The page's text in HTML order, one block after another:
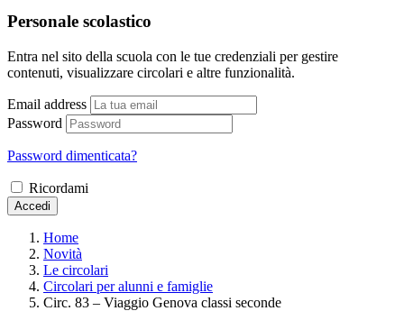
Personale scolastico
Entra nel sito della scuola con le tue credenziali per gestire
contenuti, visualizzare circolari e altre funzionalità.
Email address
Password
Password dimenticata?
Ricordami
Accedi
Home
Novità
Le circolari
Circolari per alunni e famiglie
Circ. 83 – Viaggio Genova classi seconde